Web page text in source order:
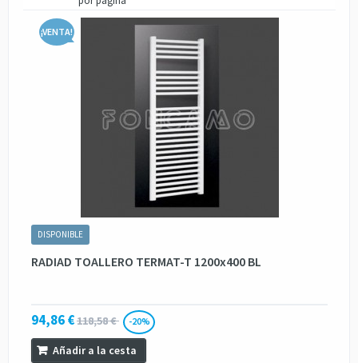
¡VENTA!
DISPONIBLE
RADIAD TOALLERO TERMAT-T 1200x400 BL
94,86 €118,58 € -20%
Añadir a la cesta